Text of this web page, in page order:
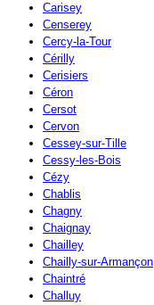
Carisey
Censerey
Cercy-la-Tour
Cérilly
Cerisiers
Céron
Cersot
Cervon
Cessey-sur-Tille
Cessy-les-Bois
Cézy
Chablis
Chagny
Chaignay
Chailley
Chailly-sur-Armançon
Chaintré
Challuy